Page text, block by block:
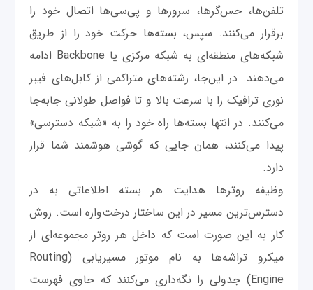
تلفن‌ها، حس‌گرها، سرورها و پی‌سی‌ها اتصال خود را
برقرار می‌کنند. سپس، بسته‌ها حرکت خود را از طریق
شبکه‌های منطقه‌ای به شبکه مرکزی یا Backbone ادامه
می‌دهند. در این‌جا، رشته‌های متراکمی از کابل‌های فیبر
نوری ترافیک را با سرعت بالا و تا فواصل طولانی جابه‌جا
می‌کنند. در انتها بسته‌ها راه خود را به «شبکه دسترسی»
پیدا می‌کنند، همان جایی که گوشی هوشمند شما قرار
دارد.
وظیفه روترها هدایت هر بسته اطلاعاتی به در
دسترس‌ترین مسیر در این ساختار درخت‌واره است. روش
کار به این صورت است که داخل هر روتر مجموعه‌ای از
میکرو تراشه‌ها به نام موتور مسیریابی (Routing
Engine) جدولی را نگه‌داری می‌کنند که حاوی فهرست